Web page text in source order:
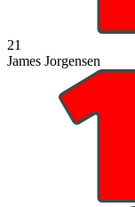
21
James Jorgensen